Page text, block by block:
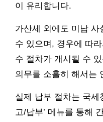
이 유리합니다.
가산세 외에도 미납 사
수 있으며, 경우에 따
수 절차가 개시될 수
의무를 소홀히 해서는
실제 납부 절차는 국세
고/납부’ 메뉴를 통해